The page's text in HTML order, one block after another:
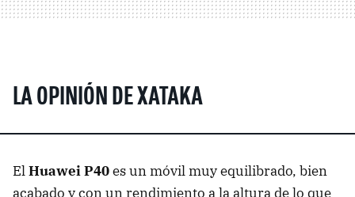
LA OPINIÓN DE XATAKA
ElHuawei P40es un móvil muy equilibrado, bien
acabado y con un rendimiento a la altura de lo que